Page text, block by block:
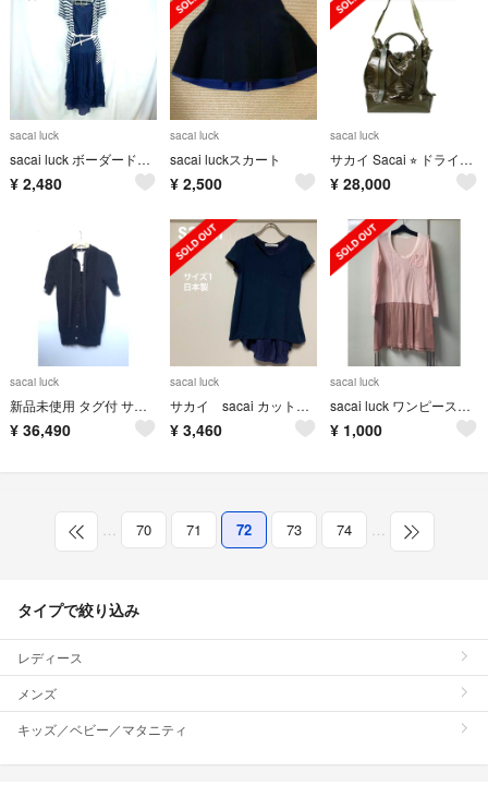
sacai luck
sacai luck ボーダードッキングワンピース M 2 ネイビー 白 ロング
¥ 2,480
sacai luck
sacai luckスカート
¥ 2,500
sacai luck
サカイ Sacai ⭐︎ ドライ バッグ⭐︎グリーン
¥ 28,000
sacai luck
新品未使用 タグ付 サカイ sacai チュール半袖カーディガン(ヤラメ)
¥ 36,490
sacai luck
サカイ sacai カットソー チュニック 日本製 デザインシャツ
¥ 3,460
sacai luck
sacai luck ワンピース ピンク サイズ2
¥ 1,000
… 70 71 72 73 74 …
タイプで絞り込み
レディース
メンズ
キッズ／ベビー／マタニティ